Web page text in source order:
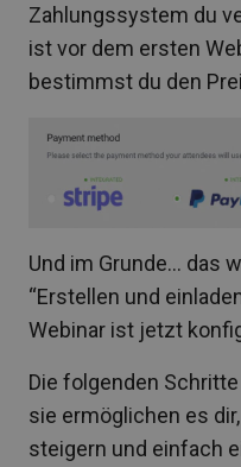
Zahlungssystem du
ist vor dem ersten
bestimmst du den
Und im Grunde… das
“Erstellen und
Webinar ist jetzt
Die folgenden
sie ermöglichen es
steigern und einfach